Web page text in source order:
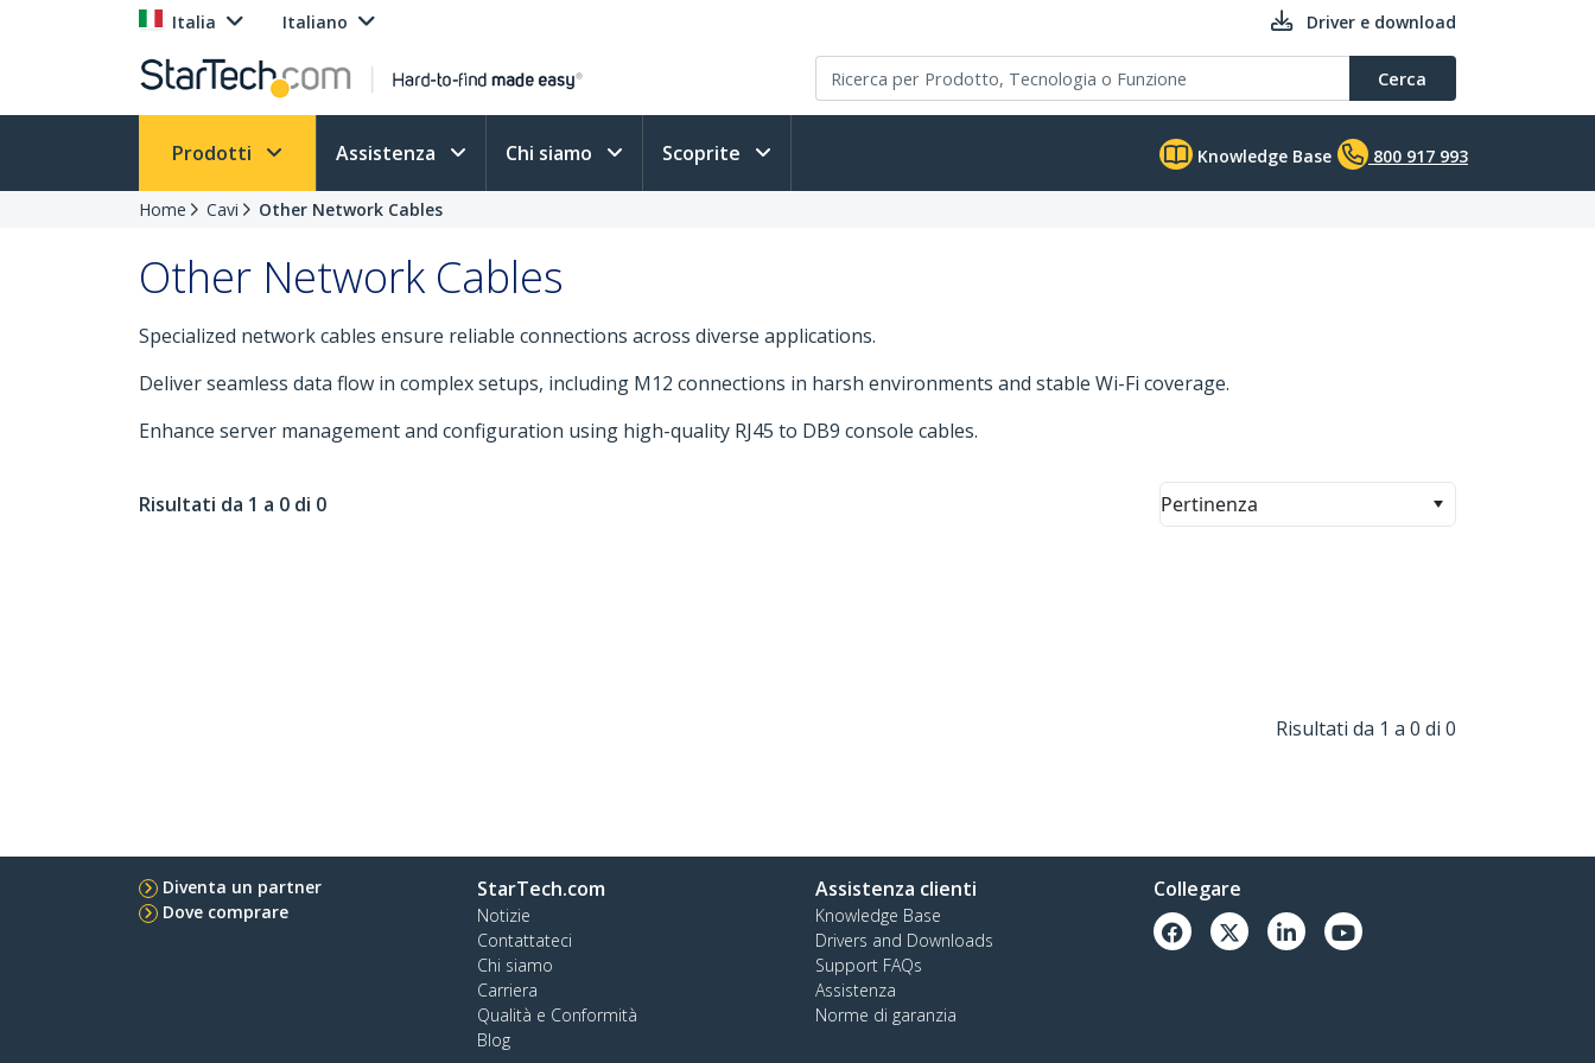
Italia Italiano Driver e download
Cerca
Prodotti Assistenza Chi siamo Scoprite Knowledge Base 800 917 993
Home Cavi Other Network Cables
Other Network Cables
Specialized network cables ensure reliable connections across diverse applications.
Deliver seamless data flow in complex setups, including M12 connections in harsh environments and stable Wi-Fi coverage.
Enhance server management and configuration using high-quality RJ45 to DB9 console cables.
Risultati da 1 a 0 di 0 Pertinenza
Risultati da 1 a 0 di 0
Diventa un partner
Dove comprare
StarTech.com
Notizie
Contattateci
Chi siamo
Carriera
Qualità e Conformità
Blog
Assistenza clienti
Knowledge Base
Drivers and Downloads
Support FAQs
Assistenza
Norme di garanzia
Collegare